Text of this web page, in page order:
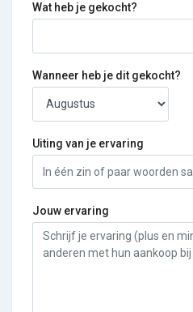
Wat heb je gekocht?
Wanneer heb je dit gekocht?
Uiting van je ervaring
Jouw ervaring